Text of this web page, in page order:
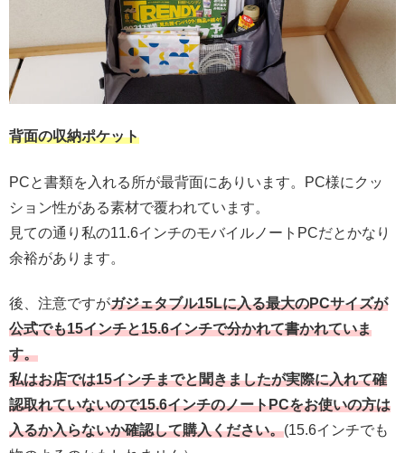
背面の収納ポケット
PCと書類を入れる所が最背面にありいます。PC様にクッ
ション性がある素材で覆われています。
見ての通り私の11.6インチのモバイルノートPCだとかなり
余裕があります。
後、注意ですがガジェタブル15Lに入る最大のPCサイズが
公式でも15インチと15.6インチで分かれて書かれていま
す。
私はお店では15インチまでと聞きましたが実際に入れて確
認取れていないので15.6インチのノートPCをお使いの方は
入るか入らないか確認して購入ください。(15.6インチでも